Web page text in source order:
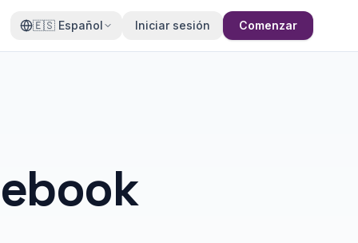
🇪🇸 Español Iniciar sesión Comenzar